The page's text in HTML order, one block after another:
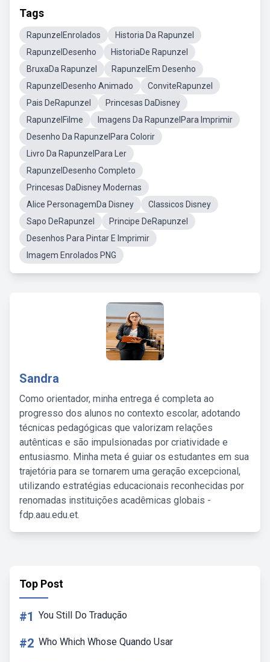
Tags
RapunzelEnrolados
Historia Da Rapunzel
RapunzelDesenho
HistoriaDe Rapunzel
BruxaDa Rapunzel
RapunzelEm Desenho
RapunzelDesenho Animado
ConviteRapunzel
Pais DeRapunzel
Princesas DaDisney
RapunzelFilme
Imagens Da RapunzelPara Imprimir
Desenho Da RapunzelPara Colorir
Livro Da RapunzelPara Ler
RapunzelDesenho Completo
Princesas DaDisney Modernas
Alice PersonagemDa Disney
Classicos Disney
Sapo DeRapunzel
Principe DeRapunzel
Desenhos Para Pintar E Imprimir
Imagem Enrolados PNG
Sandra
Como orientador, minha entrega é completa ao
progresso dos alunos no contexto escolar, adotando
técnicas pedagógicas que valorizam relações
autênticas e são impulsionadas por criatividade e
entusiasmo. Minha meta é guiar os estudantes em sua
trajetória para se tornarem uma geração excepcional,
utilizando estratégias educacionais reconhecidas por
renomadas instituições acadêmicas globais -
fdp.aau.edu.et.
Top Post
#1 You Still Do Tradução
#2 Who Which Whose Quando Usar